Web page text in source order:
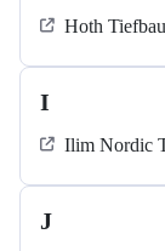
Hoth
I
Ilim Nordic
J